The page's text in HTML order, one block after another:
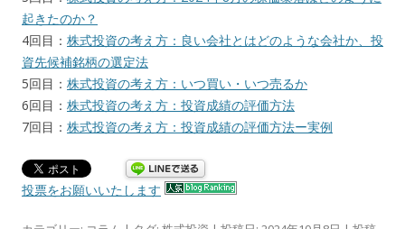
起きたのか？
4回目： 株式投資の考え方：良い会社とはどのような会社か、投
資先候補銘柄の選定法
5回目： 株式投資の考え方：いつ買い・いつ売るか
6回目： 株式投資の考え方：投資成績の評価方法
7回目： 株式投資の考え方：投資成績の評価方法ー実例
投票をお願いいたします